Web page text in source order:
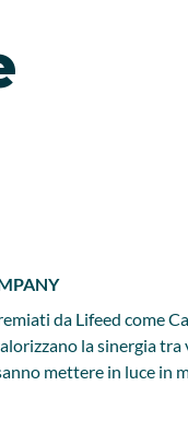
da Lifeed come
la sinergia
mettere in luce in